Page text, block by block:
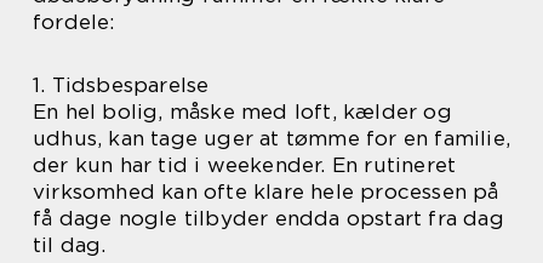
fordele:
1. Tidsbesparelse
En hel bolig, måske med loft, kælder og
udhus, kan tage uger at tømme for en familie,
der kun har tid i weekender. En rutineret
virksomhed kan ofte klare hele processen på
få dage nogle tilbyder endda opstart fra dag
til dag.